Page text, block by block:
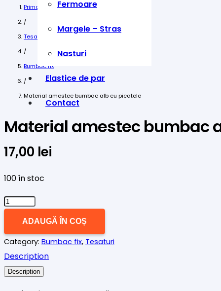
Fermoare
Margele – Stras
Nasturi
Elastice de par
Contact
Prima pagină
/
Tesaturi
/
Bumbac fix
/
Material amestec bumbac alb cu picatele
Material amestec bumbac
17,00 lei
100 în stoc
Cantitate
Material
amestec
bumbac
alb
cu
ADAUGĂ ÎN COȘ
Category: Bumbac fix, Tesaturi
Description
Description